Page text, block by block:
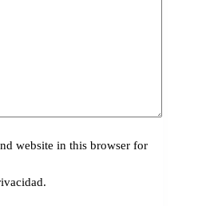
website in this browser for